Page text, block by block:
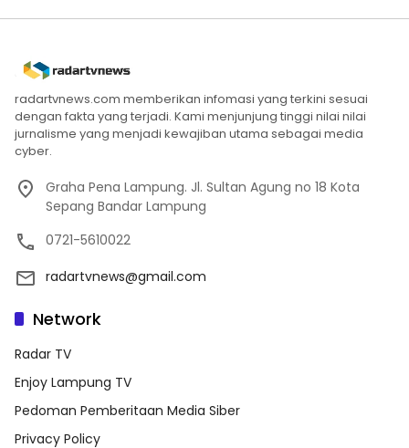
radartvnews.com memberikan infomasi yang terkini sesuai
dengan fakta yang terjadi. Kami menjunjung tinggi nilai nilai
jurnalisme yang menjadi kewajiban utama sebagai media
cyber.
Graha Pena Lampung. Jl. Sultan Agung no 18 Kota
Sepang Bandar Lampung
0721-5610022
radartvnews@gmail.com
Network
Radar TV
Enjoy Lampung TV
Pedoman Pemberitaan Media Siber
Privacy Policy